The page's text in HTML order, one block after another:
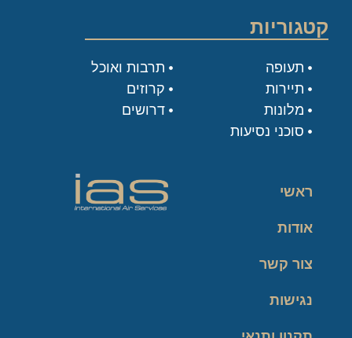
קטגוריות
תעופה
תיירות
מלונות
סוכני נסיעות
תרבות ואוכל
קרוזים
דרושים
ראשי
אודות
צור קשר
נגישות